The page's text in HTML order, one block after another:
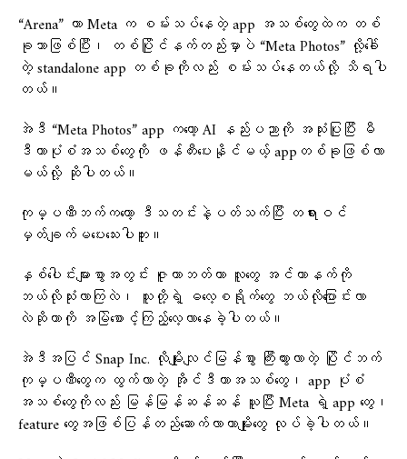
“Arena” ဟာ Meta က စမ်းသပ်နေတဲ့ app အသစ်တွေထဲက တစ်
ခုသာဖြစ်ပြီး၊ တစ်ပြိုင်နက်တည်းမှာပဲ “Meta Photos” လို့ခေါ်
တဲ့ standalone app တစ်ခုကိုလည်း စမ်းသပ်နေတယ်လို့ သိရပါ
တယ်။
အဲဒီ “Meta Photos” app ကတော့ AI နည်းပညာကို အသုံးပြုပြီး မီ
ဒီယာပုံစံအသစ်တွေကို ဖန်တီးပေးနိုင်မယ့် appတစ်ခုဖြစ်လာ
မယ်လို့ ဆိုပါတယ်။
ကုမ္ပဏီဘက်ကတော့ ဒီသတင်းနဲ့ပတ်သက်ပြီး တရားဝင်
မှတ်ချက်မပေးသေးပါဘူး။
နှစ်ပေါင်းများစွာအတွင်း ဇူကာဘတ်ဟာ လူတွေ အင်တာနက်ကို
ဘယ်လိုသုံးလာကြလဲ၊ သူတို့ရဲ့ ဓလေ့စရိုက်တွေ ဘယ်လိုပြောင်းလာ
လဲဆိုတာကို အမြဲစောင့်ကြည့်လေ့လာနေခဲ့ပါတယ်။
အဲဒီအပြင် Snap Inc. လိုမျိုးလျင်မြန်စွာ ကြီးထွားလာတဲ့ ပြိုင်ဘက်
ကုမ္ပဏီတွေက ထွက်လာတဲ့ အိုင်ဒီယာအသစ်တွေ၊ app ပုံစံ
အသစ်တွေကိုလည်း မြန်မြန်ဆန်ဆန် ယူပြီး Meta ရဲ့ app တွေ၊
feature တွေအဖြစ်ပြန်တည်ဆောက်လာတာမျိုးတွေ လုပ်ခဲ့ပါတယ်။